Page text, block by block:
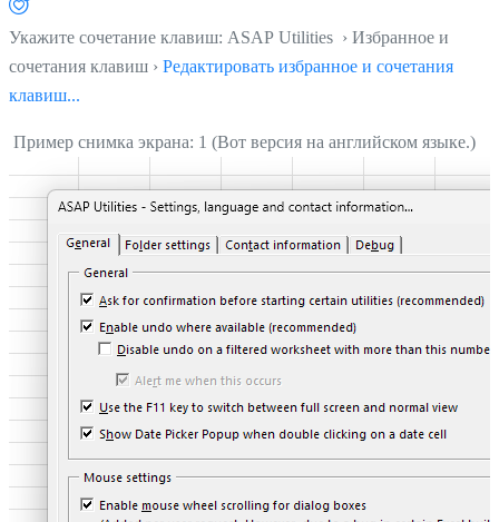
Укажите сочетание клавиш: ASAP Utilities › Избранное и
сочетания клавиш › Редактировать избранное и сочетания
клавиш...
Пример снимка экрана: 1 (Вот версия на английском языке.)